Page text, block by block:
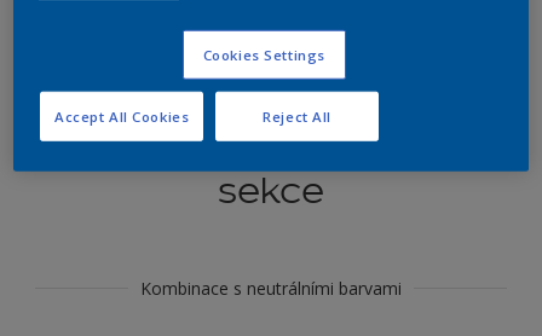
Koordinovat barevné
sekce
Kombinace s neutrálními barvami
Cookies Settings
Reject All
Accept All Cookies